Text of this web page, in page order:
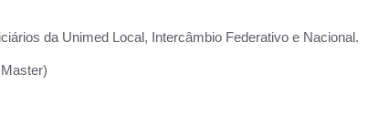
da Unimed Local, Intercâmbio Federativo e Nacional.